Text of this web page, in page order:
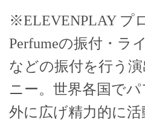
※ELEVENPLAY プ
Perfumeの振付・ラ
などの振付を行う
ニー。世界各国で
外に広げ精力的に